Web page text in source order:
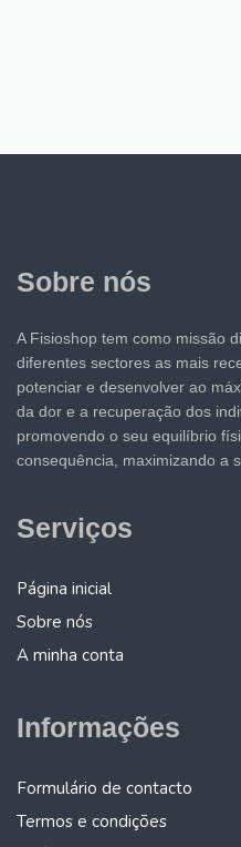
Sobre nós
A Fisioshop tem como missão
diferentes sectores as mais
potenciar e desenvolver ao
da dor e a recuperação dos
promovendo o seu equilíbrio
consequência, maximizando a
Serviços
Página inicial
Sobre nós
A minha conta
Informações
Formulário de contacto
Termos e condições